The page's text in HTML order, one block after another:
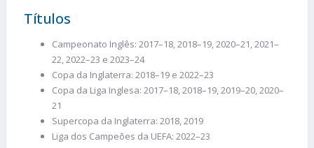
Títulos
Campeonato Inglês: 2017–18, 2018–19, 2020–21, 2021–
22, 2022–23 e 2023–24
Copa da Inglaterra: 2018–19 e 2022–23
Copa da Liga Inglesa: 2017–18, 2018–19, 2019–20, 2020–
21
Supercopa da Inglaterra: 2018, 2019
Liga dos Campeões da UEFA: 2022–23